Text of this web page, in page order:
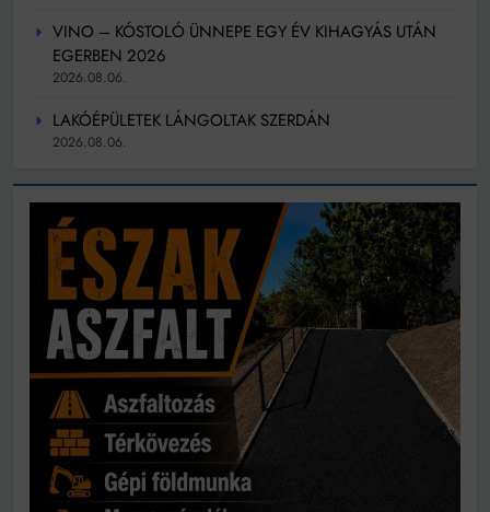
VINO – KÓSTOLÓ ÜNNEPE EGY ÉV KIHAGYÁS UTÁN
EGERBEN 2026
2026.08.06.
LAKÓÉPÜLETEK LÁNGOLTAK SZERDÁN
2026.08.06.